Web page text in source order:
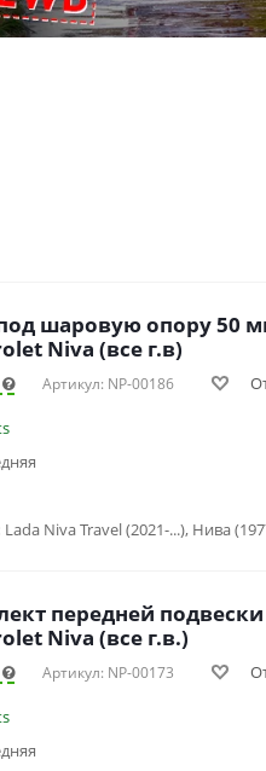
шаровую опору 50
Niva (все г.в)
Артикул: NP-00186
передней
Niva (все г.в.)
Артикул: NP-00173